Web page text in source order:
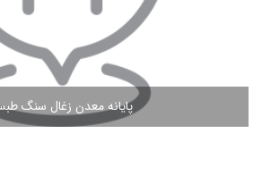
پایانه معدن زغال سنگ
مشاهده ادامه مطلب